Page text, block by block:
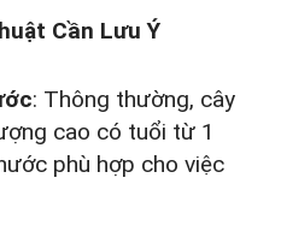
Cần Lưu Ý
: Thông thường, cây
cao có tuổi từ 1
phù hợp cho việc